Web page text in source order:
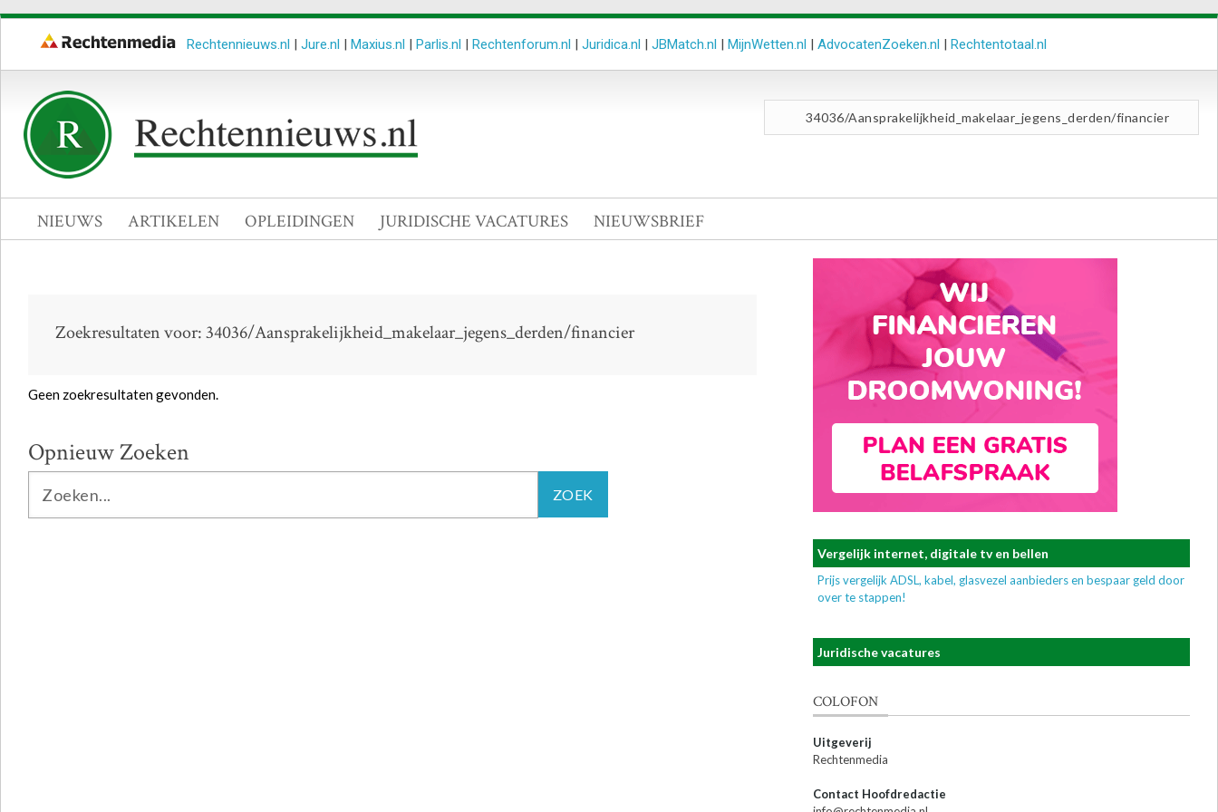
Rechtennieuws.nl | Jure.nl | Maxius.nl | Parlis.nl | Rechtenforum.nl | Juridica.nl | JBMatch.nl | MijnWetten.nl | AdvocatenZoeken.nl | Rechtentotaal.nl
NIEUWS ARTIKELEN OPLEIDINGEN JURIDISCHE VACATURES NIEUWSBRIEF
Zoekresultaten voor: 34036/Aansprakelijkheid_makelaar_jegens_derden/financier
Geen zoekresultaten gevonden.
Opnieuw Zoeken
Vergelijk internet, digitale tv en bellen
Prijs vergelijk ADSL, kabel, glasvezel aanbieders en bespaar geld door
over te stappen!
Juridische vacatures
COLOFON
Uitgeverij
Rechtenmedia
Contact Hoofdredactie